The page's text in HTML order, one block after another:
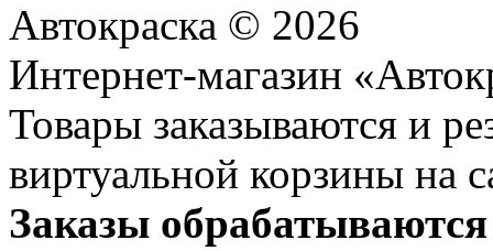
Автокраска © 2026
Интернет-магазин
Товары заказываются и
виртуальной корзины на
Заказы